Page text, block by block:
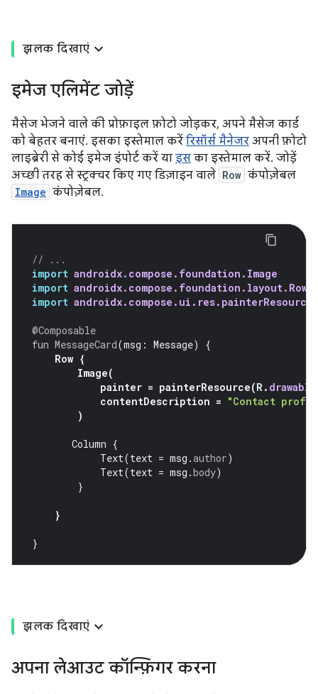
झलक दिखाएं
इमेज एलिमेंट जोड़ें
मैसेज भेजने वाले की प्रोफ़ाइल फ़ोटो जोड़कर, अपने मैसेज कार्ड
को बेहतर बनाएं. इसका इस्तेमाल करें रिसॉर्स मैनेजर अपनी फ़ोटो
लाइब्रेरी से कोई इमेज इंपोर्ट करें या इस का इस्तेमाल करें. जोड़ें
अच्छी तरह से स्ट्रक्चर किए गए डिज़ाइन वाले Row कंपोज़ेबल
Image कंपोज़ेबल.
// ...
import androidx.compose.foundation.Image
import androidx.compose.foundation.layout.Row
import androidx.compose.ui.res.painterResource
@Composable
fun MessageCard(msg : Message)
{
Row {
Image(
painter = painterResource(R. drawable
contentDescription = "Contact
)
Column {
Text(text = msg .author)
Text(text = msg .body)
}
}
}
झलक दिखाएं
अपना लेआउट कॉन्फ़िगर करना